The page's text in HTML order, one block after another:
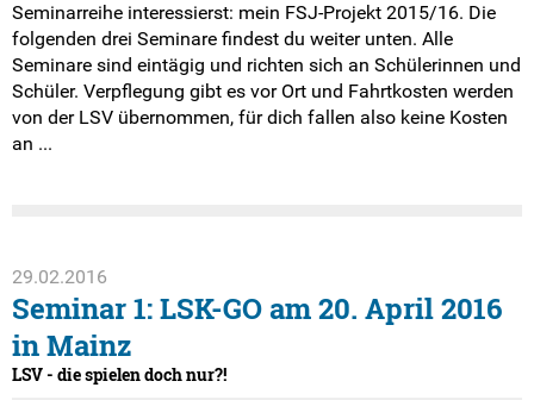
Seminarreihe interessierst: mein FSJ-Projekt 2015/16. Die
folgenden drei Seminare findest du weiter unten. Alle
Seminare sind eintägig und richten sich an Schülerinnen und
Schüler. Verpflegung gibt es vor Ort und Fahrtkosten werden
von der LSV übernommen, für dich fallen also keine Kosten
an ...
29.02.2016
Seminar 1: LSK-GO am 20. April 2016
in Mainz
LSV - die spielen doch nur?!